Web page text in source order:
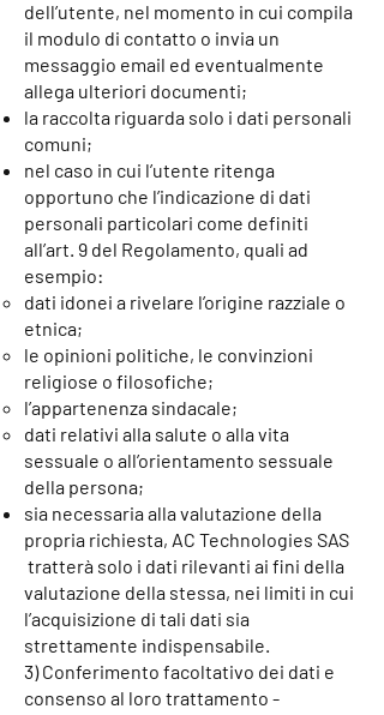
dell’utente, nel momento in cui compila
il modulo di contatto o invia un
messaggio email ed eventualmente
allega ulteriori documenti;
la raccolta riguarda solo i dati personali
comuni;
nel caso in cui l’utente ritenga
opportuno che l’indicazione di dati
personali particolari come definiti
all’art. 9 del Regolamento, quali ad
esempio:
dati idonei a rivelare l’origine razziale o
etnica;
le opinioni politiche, le convinzioni
religiose o filosofiche;
l’appartenenza sindacale;
dati relativi alla salute o alla vita
sessuale o all’orientamento sessuale
della persona;
sia necessaria alla valutazione della
propria richiesta, AC Technologies SAS
tratterà solo i dati rilevanti ai fini della
valutazione della stessa, nei limiti in cui
l’acquisizione di tali dati sia
strettamente indispensabile.
3) Conferimento facoltativo dei dati e
consenso al loro trattamento -